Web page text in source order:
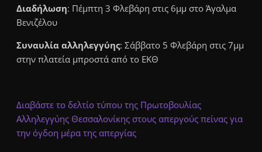
Διαδήλωση: Πέμπτη 3 Φλεβάρη στις 6μμ στο Άγαλμα
Βενιζέλου
Συναυλία αλληλεγγύης: Σάββατο 5 Φλεβάρη στις 7μμ
στην πλατεία μπροστά από το ΕΚΘ
Διαβάστε το δελτίο τύπου της Πρωτοβουλίας
Αλληλεγγύης Θεσσαλονίκης στους απεργούς πείνας για
την όγδοη μέρα της απεργίας